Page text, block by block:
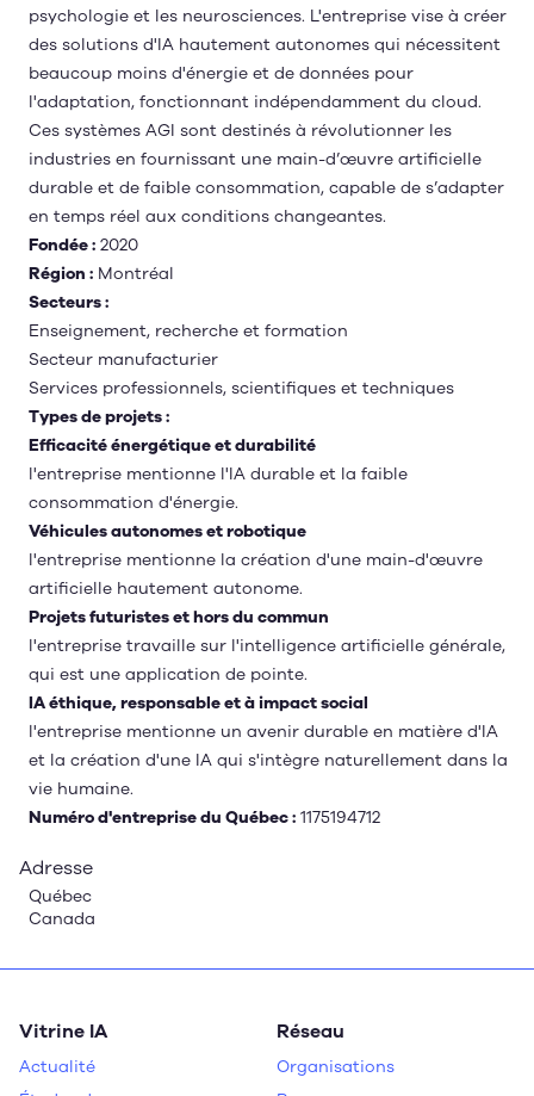
psychologie et les neurosciences. L'entreprise vise à créer
des solutions d'IA hautement autonomes qui nécessitent
beaucoup moins d'énergie et de données pour
l'adaptation, fonctionnant indépendamment du cloud.
Ces systèmes AGI sont destinés à révolutionner les
industries en fournissant une main-d’œuvre artificielle
durable et de faible consommation, capable de s’adapter
en temps réel aux conditions changeantes.
Fondée : 2020
Région : Montréal
Secteurs :
Enseignement, recherche et formation
Secteur manufacturier
Services professionnels, scientifiques et techniques
Types de projets :
Efficacité énergétique et durabilité
l'entreprise mentionne l'IA durable et la faible
consommation d'énergie.
Véhicules autonomes et robotique
l'entreprise mentionne la création d'une main-d'œuvre
artificielle hautement autonome.
Projets futuristes et hors du commun
l'entreprise travaille sur l'intelligence artificielle générale,
qui est une application de pointe.
IA éthique, responsable et à impact social
l'entreprise mentionne un avenir durable en matière d'IA
et la création d'une IA qui s'intègre naturellement dans la
vie humaine.
Numéro d'entreprise du Québec : 1175194712
Adresse
Québec
Canada
Vitrine IA
Actualité
Réseau
Organisations